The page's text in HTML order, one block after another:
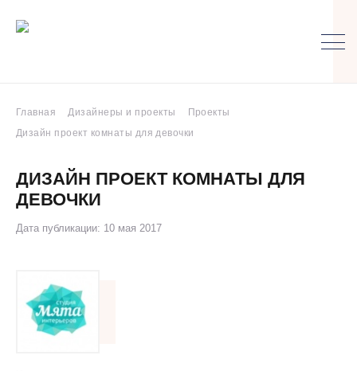
Главная Дизайнеры и проекты
Проекты
Дизайн проект комнаты для девочки
ДИЗАЙН ПРОЕКТ КОМНАТЫ ДЛЯ
ДЕВОЧКИ
Дата публикации: 10 мая 2017